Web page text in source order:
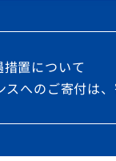
置について
へのご寄付は、